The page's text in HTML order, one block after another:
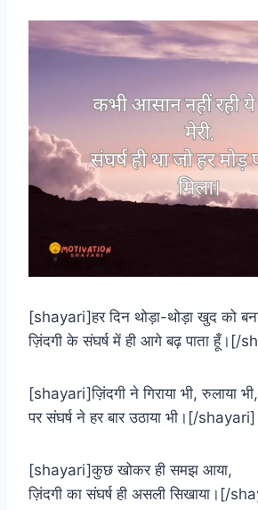
[shayari]हर दिन थोड़ा-थोड़ा खुद को
ज़िंदगी के संघर्ष में ही आगे बढ़ पाता हूँ।[/
[shayari]ज़िंदगी ने गिराया भी, रुलाया भी,
पर संघर्ष ने हर बार उठाया भी।[/shayari]
[shayari]कुछ खोकर ही समझ आया,
ज़िंदगी का संघर्ष ही असली सिखाया।[/